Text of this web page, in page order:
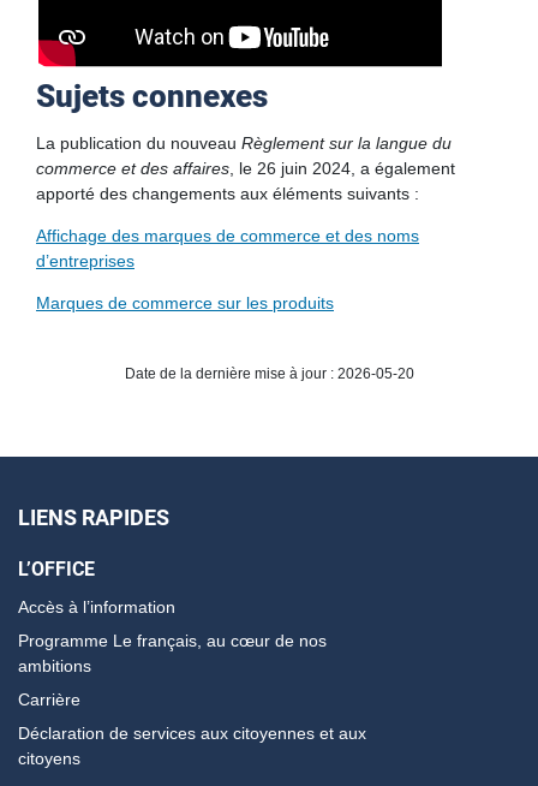
Sujets connexes
La publication du nouveau Règlement sur la langue du
commerce et des affaires , le 26 juin 2024, a également
apporté des changements aux éléments suivants :
Affichage des marques de commerce et des noms
d’entreprises
Marques de commerce sur les produits
Date de la dernière mise à jour : 2026-05-20
LIENS RAPIDES
L’OFFICE
Accès à l’information
Programme Le français, au cœur de nos
ambitions
Carrière
Déclaration de services aux citoyennes et aux
citoyens